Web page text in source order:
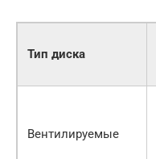
Тип диска
Вентилируемые